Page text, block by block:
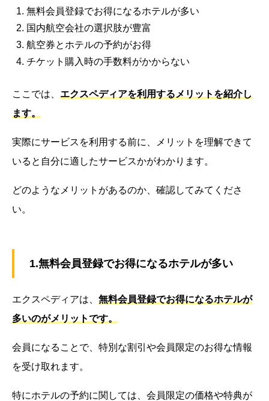
無料会員登録でお得になるホテルが多い
国内航空会社の選択肢が豊富
航空券とホテルの予約がお得
チケット購入時の手数料がかからない
ここでは、 エクスペディアを利用するメリットを紹介し
ます。
実際にサービスを利用する前に、メリットを理解できて
いると自分に適したサービスかがわかります。
どのようなメリットがあるのか、確認してみてくださ
い。
1.無料会員登録でお得になるホテルが多い
エクスペディアは、 無料会員登録でお得になるホテルが
多いのがメリットです。
会員になることで、特別な割引や会員限定のお得な情報
を受け取れます。
特にホテルの予約に関しては、会員限定の価格や特典が